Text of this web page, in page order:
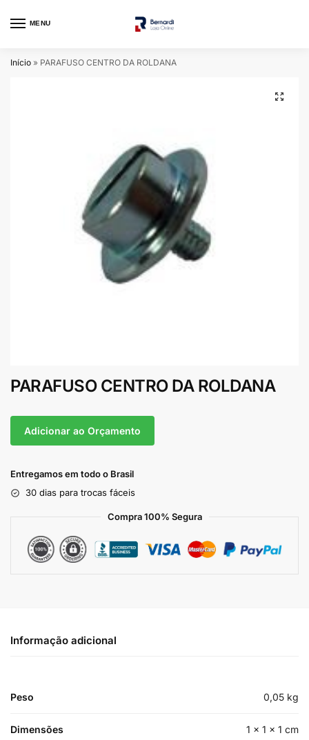
MENU
Início » PARAFUSO CENTRO DA ROLDANA
PARAFUSO CENTRO DA ROLDANA
Adicionar ao Orçamento
Entregamos em todo o Brasil
30 dias para trocas fáceis
Compra 100% Segura
Informação adicional
Peso 0,05 kg
Dimensões 1 × 1 × 1 cm